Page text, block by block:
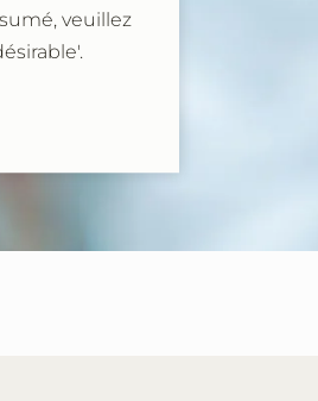
veuillez